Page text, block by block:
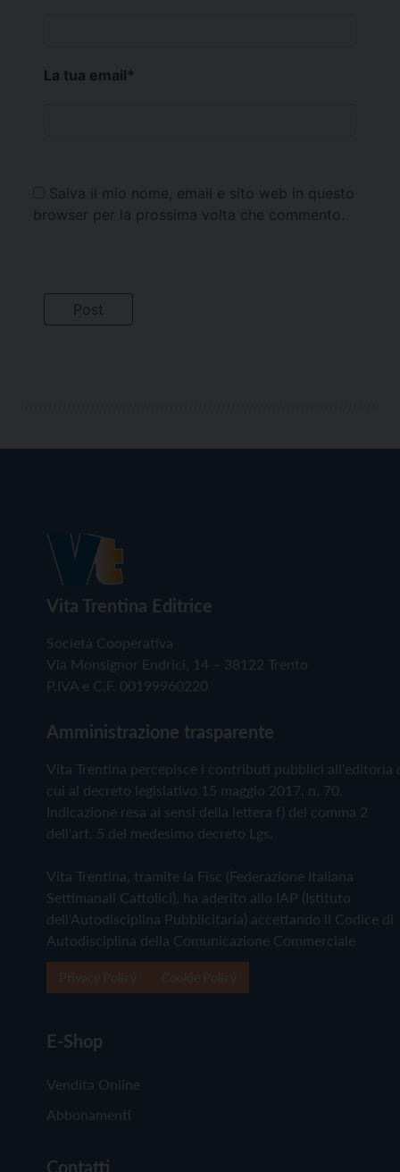
La tua email*
Salva il mio nome, email e sito web in questo
browser per la prossima volta che commento.
Vita Trentina Editrice
Società Cooperativa
Via Monsignor Endrici, 14 – 38122 Trento
P.IVA e C.F. 00199960220
Amministrazione trasparente
Vita Trentina percepisce i contributi pubblici all'editoria
cui al decreto legislativo 15 maggio 2017, n. 70.
Indicazione resa ai sensi della lettera f) del comma 2
dell'art. 5 del medesimo decreto Lgs.
Vita Trentina, tramite la Fisc (Federazione Italiana
Settimanali Cattolici), ha aderito allo IAP (Istituto
dell'Autodisciplina Pubblicitaria) accettando il Codice di
Autodisciplina della Comunicazione Commerciale
E-Shop
Vendita Online
Abbonamenti
Contatti